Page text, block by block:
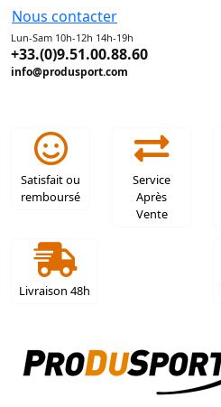
Nous contacter
Lun-Sam 10h-12h 14h-19h
+33.(0)9.51.00.88.60
info@produsport.com
Satisfait ou
remboursé
Service
Après
Vente
Livraison 48h